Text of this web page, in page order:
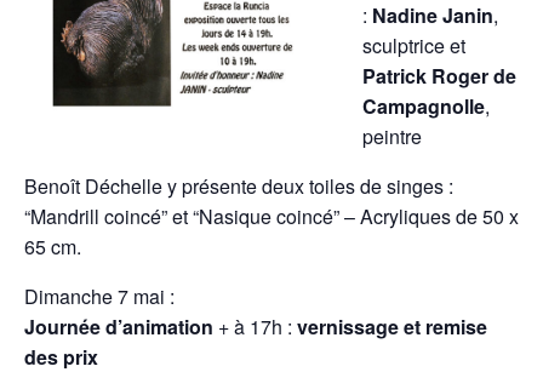
: Nadine Janin,
sculptrice et
Patrick Roger de
Campagnolle,
peintre
Benoît Déchelle y présente deux toiles de singes :
“Mandrill coincé” et “Nasique coincé” – Acryliques de 50 x
65 cm.
Dimanche 7 mai :
Journée d’animation + à 17h : vernissage et remise
des prix